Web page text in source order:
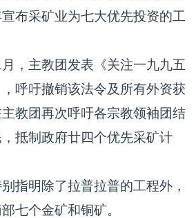
布采矿业为七大优先投资的工
主教团发表《关注一九九五
呼吁撤销该法令及所有外资获
教团再次呼吁各宗教领袖团结
抵制政府廿四个优先采矿计
明除了拉普拉普的工程外，
七个金矿和铜矿。